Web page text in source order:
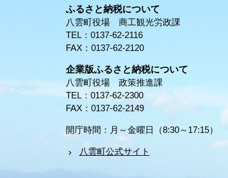
ふるさと納税について
八雲町役場 商工観光労政課
TEL：0137-62-2116
FAX：0137-62-2120
企業版ふるさと納税について
八雲町役場 政策推進課
TEL：0137-62-2300
FAX：0137-62-2149
開庁時間：月～金曜日（8:30～17:15）
八雲町公式サイト